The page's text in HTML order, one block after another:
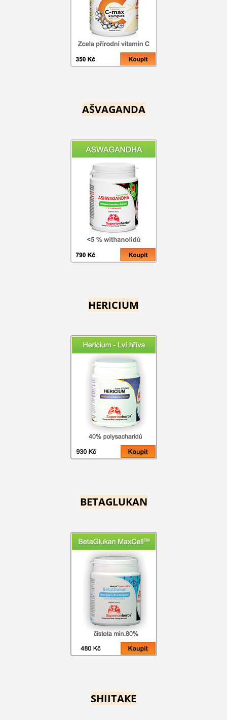
AŠVAGANDA
HERICIUM
BETAGLUKAN
SHIITAKE